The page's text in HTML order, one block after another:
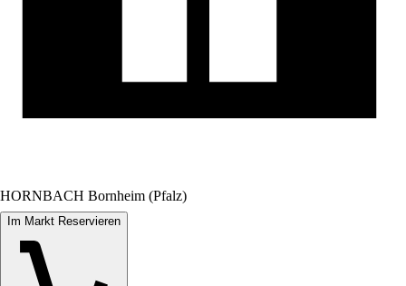
HORNBACH Bornheim (Pfalz)
Im Markt Reservieren